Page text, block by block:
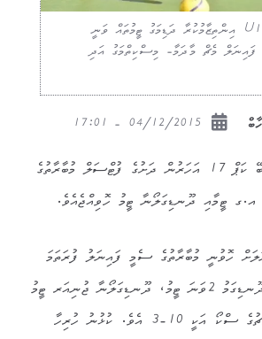
އައިބޭ ކަޕް U17 އިންތިޒާމުކުރާ ދަޑިމަގު ޓީމުތައް ވަނީ
ފައިނަލް މެޗް މާދަމާ- މިސްކިތްމަގު އަދި
މިހާރު ކުޅެވެމުންދާ އައިބޭ ކަޕް 17 އަހަރުން ދަށުގެ ފުޓްސަލް މުބާރާތުގެ
ޓީމާއި ދޫނޑިގަލޯނާ ޓީމު ހޮވިއްޖެއެވެ.
ހޮވުނީ މުބާރާތުގެ ސެމީ ފައިނަލު ފުރަތަމަ
މެޗުގައި ބޮޑުތަފާތަކުން ދޫނޑިގަމު 2ވަނަ ޓީމު، ދޫނޑިގަލޯނާ ޖުނިއަރ ޓީމު
ބަލިކޮށްގެން ނެވެ. އެމެޗުގެ ސްކޯ އަކީ 10-3 އެވެ. ކުޅުނު ހުރިހާ